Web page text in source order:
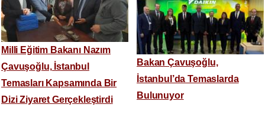
Milli Eğitim Bakanı Nazım
Çavuşoğlu, İstanbul
Temasları Kapsamında Bir
Dizi Ziyaret Gerçekleştirdi
Bakan Çavuşoğlu,
İstanbul’da Temaslarda
Bulunuyor